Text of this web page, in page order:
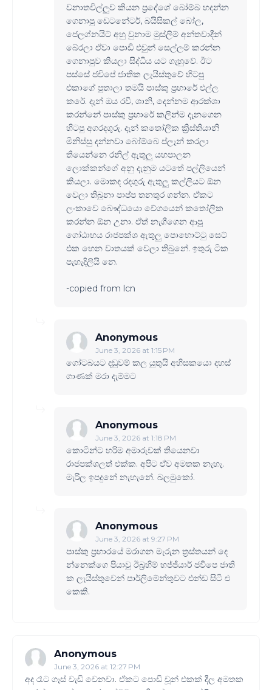
වනාතවිල්ලුව කියන ප්‍රදේශේ බෝම්බ හදන්න
ගෙනාපු ඩෙටනේටර්, බයිසිකල් බෝල,
ජෙලග්නයිට් අහු වුනාම මුස්ලිම් අන්තවාදීන්
බේරලා ඒවා පොඩි එවුන් සෙල්ලම් කරන්න
ගෙනාපුව කියලා සිද්ධිය යට ගැහුවේ. ඊට
පස්සේ ජවිපේ ජාතික ලැයිස්තුවේ හිටපු
එකාගේ පුතාලා තමයි පාස්කු ප්‍රහාරේ එල්ල
කරේ. දැන් ඔය රවී, ශානි, දෙන්නම ආරක්ශා
කරන්නේ පාස්කු ප්‍රහාරේ කලින්ම දැනගෙන
හිටපු අගරදගුරු. දැන් ක‍තෝලික ක්‍රිස්තියානි
මිනිස්සු දන්නවා බෝම්බෙ ප්ලෑන් කරලා
තියෙන්නෙ රනිල් ඇතුලු යහපාලන
ලොක්කන්ගේ අනු දැනුම යටතේ පල්ලියෙන්
කියලා. මොකද රදගුරු ඇතුලු කල්ලියට ඕන
වෙලා තිබුනා පාප්ප තනතුර ගන්න. ඒකට
ලංකාවෙ බෞද්ධයො වේගයෙන් ක‍තෝලික
කරන්න ඕන උනා. ඒත් නැගීගෙන ආපු
ගෝඨාභය රාජපක්ශ ඇතුලු පොහොට්‍ටු සෙට්
එක හෙන වාතයක් වෙලා තිබුනේ. ඉතුරු ටික
පැහැදිලියි නෙ.
-copied from lcn
Anonymous
June 3, 2026 at 1:15 PM
ගෝටබයට දඩුවම් කල යුතුයි අහිසකයො දහස්
ගාණක් මරා දැම්මට
Anonymous
June 3, 2026 at 1:18 PM
කොටින්ට හරිම අමාරුවක් තියෙනවා
රාජපක්ශලත් එක්ක. අපිට ඒව අමතක නැහැ.
මැරිල ඉපදුනේ නැහැනේ. බලමුකෝ.
Anonymous
June 3, 2026 at 9:27 PM
පාස්කු ප්‍රහාරයේ මරාගන මැරුන ත්‍රස්තයන් දෙ
න්නෙක්ගෙ පියාවූ ඊබ්‍රහිම් හජ්ජියාර් ජවිපෙ ජාති
ක ලැයිස්තුවෙන් පාර්ලිමේන්තුවට එන්ඩ සිටි එ
කෙකි.
Anonymous
June 3, 2026 at 12:27 PM
අද රෑට ගෑස් වැඩි වෙනවා. ඒකට පොඩි චූන් එකක් දීල අමතක